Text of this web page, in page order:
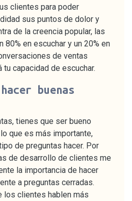
clientes para poder
sus puntos de dolor y
de la creencia popular, las
80% en escuchar y un 20% en
de ventas
tu capacidad de escuchar.
buenas
tienes que ser bueno
que es más importante,
de preguntas hacer. Por
de desarrollo de clientes me
la importancia de hacer
a preguntas cerradas.
los clientes hablen más